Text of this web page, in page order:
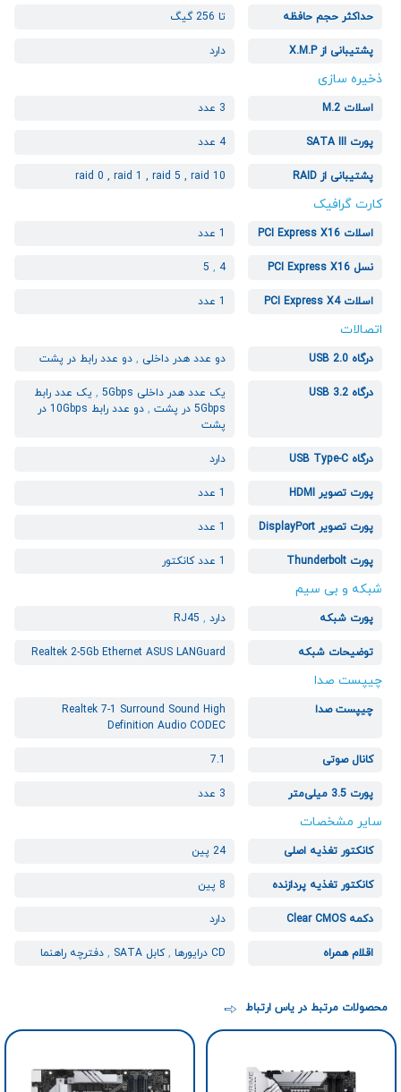
حداکثر حجم حافظه تا 256 گیگ
پشتیبانی از X.M.P دارد
ذخیره سازی
اسلات M.2 3 عدد
پورت SATA III 4 عدد
پشتیبانی از RAID raid 0 , raid 1 , raid 5 , raid 10
کارت گرافیک
اسلات PCI Express X16 1 عدد
نسل PCI Express X16 4
,
5
اسلات PCI Express X4 1 عدد
اتصالات
درگاه USB 2.0 دو عدد هدر داخلی ,دو عدد رابط در پشت
درگاه USB 3.2 یک عدد هدر داخلی 5Gbps , یک عدد رابط
5Gbps در پشت
,
دو عدد رابط 10Gbps در
پشت
درگاه USB Type-C دارد
پورت تصویر HDMI 1 عدد
پورت تصویر DisplayPort 1 عدد
پورت Thunderbolt 1 عدد کانکتور
شبکه و بی سیم
پورت شبکه دارد ,
RJ45
توضیحات شبکه Realtek 2-5Gb Ethernet ASUS LANGuard
چیپست صدا
چیپست صدا
Realtek 7-1 Surround Sound High
Definition Audio CODEC
کانال صوتی 7.1
پورت 3.5 میلی‌متر 3 عدد
سایر مشخصات
کانکتور تغذیه اصلی 24 پین
کانکتور تغذیه پردازنده 8 پین
دکمه Clear CMOS دارد
اقلام همراه CD درایورها ,کابل SATA ,دفترچه راهنما
محصولات مرتبط در یاس ارتباط